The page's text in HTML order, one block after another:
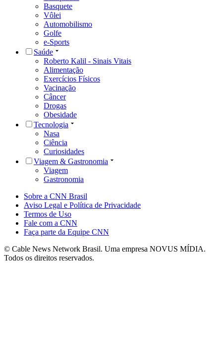
Basquete
Vôlei
Automobilismo
Golfe
e-Sports
Saúde
Roberto Kalil - Sinais Vitais
Alimentação
Exercícios Físicos
Vacinação
Câncer
Drogas
Obesidade
Tecnologia
Nasa
Ciência
Curiosidades
Viagem & Gastronomia
Viagem
Gastronomia
Sobre a CNN Brasil
Aviso Legal e Política de Privacidade
Termos de Uso
Fale com a CNN
Faça parte da Equipe CNN
© Cable News Network Brasil. Uma empresa NOVUS MÍDIA.
Todos os direitos reservados.